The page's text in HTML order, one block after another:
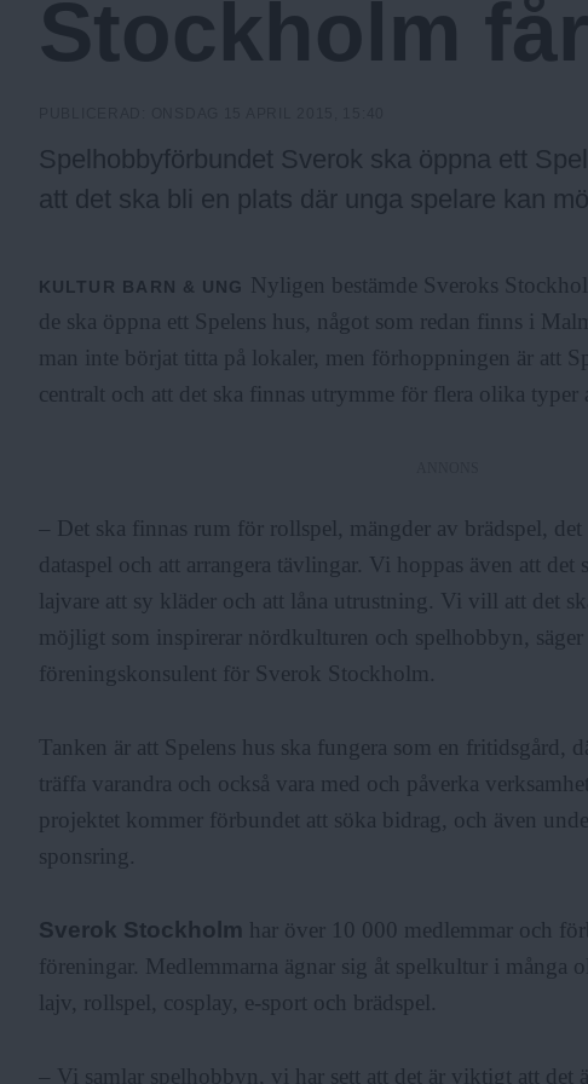
c
k
h
o
l
s
F
r
i
a
Stockholm
Spelhobbyförbundet Sverok ska öppna ett
att det ska bli en plats där unga spelare kan
KULTUR BARN & UNG
Nyligen bestämde Sveroks
de ska öppna ett Spelens hus, något som redan finns i
man inte börjat titta på lokaler, men förhoppningen är att
centralt och att det ska finnas utrymme för flera olika typer
– Det ska finnas rum för rollspel, mängder av brädspel,
dataspel och att arrangera tävlingar. Vi hoppas även att
lajvare att sy kläder och att låna utrustning. Vi vill att det
möjligt som inspirerar nördkulturen och spelhobbyn,
föreningskonsulent för Sverok Stockholm.
Tanken är att Spelens hus ska fungera som en fritidsgård,
träffa varandra och också vara med och påverka
projektet kommer förbundet att söka bidrag, och även
sponsring.
Sverok Stockholm har över 10 000 medlemmar och
föreningar. Medlemmarna ägnar sig åt spelkultur i många
lajv, rollspel, cosplay, e-sport och brädspel.
– Vi samlar spelhobbyn, vi har sett att det är viktigt att det